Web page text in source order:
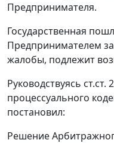
Предпринимателя.
Государственная
Предпринимателем
жалобы, подлежит
Руководствуясь ст.ст.
процессуального
постановил:
Решение